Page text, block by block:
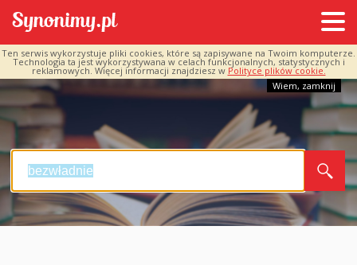
Ten serwis wykorzystuje pliki cookies, które są zapisywane na Twoim komputerze.
Technologia ta jest wykorzystywana w celach funkcjonalnych, statystycznych i
reklamowych. Więcej informacji znajdziesz w Polityce plików cookie.
Wiem, zamknij